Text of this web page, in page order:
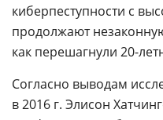
киберпеступности с
продолжают
как перешагнули 20-
Согласно выводам
в 2016 г. Элисон